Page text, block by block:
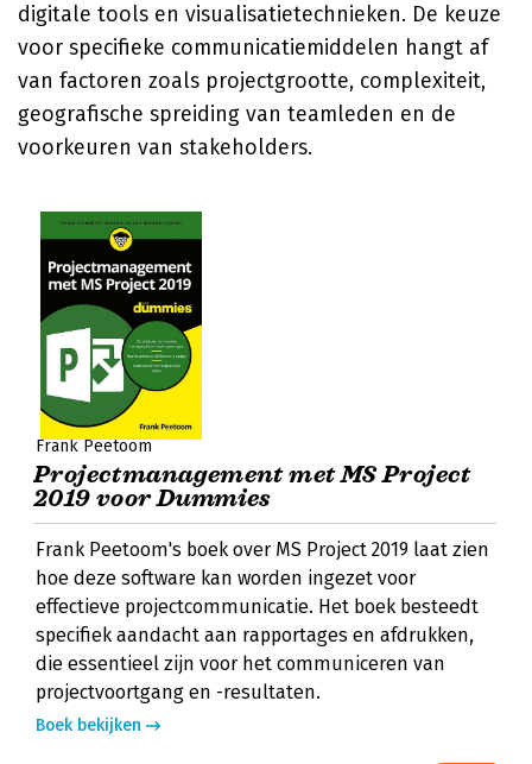
digitale tools en visualisatietechnieken. De keuze
voor specifieke communicatiemiddelen hangt af
van factoren zoals projectgrootte, complexiteit,
geografische spreiding van teamleden en de
voorkeuren van stakeholders.
Frank Peetoom
Projectmanagement met MS Project
2019 voor Dummies
Frank Peetoom's boek over MS Project 2019 laat zien
hoe deze software kan worden ingezet voor
effectieve projectcommunicatie. Het boek besteedt
specifiek aandacht aan rapportages en afdrukken,
die essentieel zijn voor het communiceren van
projectvoortgang en -resultaten.
Boek bekijken